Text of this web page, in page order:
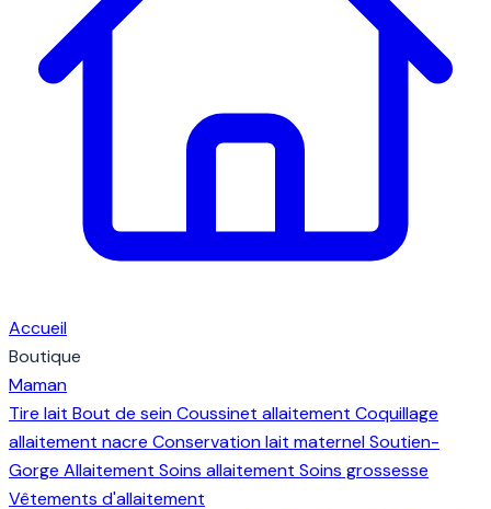
Accueil
Boutique
Maman
Tire lait Bout de seinCoussinet allaitement Coquillage
allaitement nacre Conservation lait maternelSoutien-
Gorge Allaitement Soins allaitement Soins grossesse
Vêtements d'allaitement